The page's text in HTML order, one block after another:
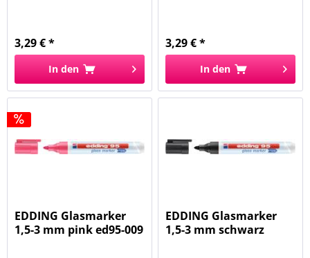
3,29 € *
In den
3,29 € *
In den
EDDING Glasmarker
1,5-3 mm pink ed95-009
EDDING Glasmarker
1,5-3 mm schwarz